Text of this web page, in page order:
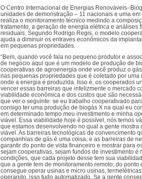
O Centro Internacional de Energias
unidades de demonstração – 11 nacionais e uma
realiza o monitoramento técnico medindo a
tratamento, a geração de energia elétrica e análises
residuais. Segundo Rodrigo Regis, o modelo
ajuda a diminuir os entraves econômicos da
em pequenas propriedades.
“Bem, quando você fala no pequeno produtor e
de negócio aqui que é um modelo de produção de
cooperativas de agroenergia onde você produz o
nas pequenas propriedades que é coletado por
onde a energia é produzida. Isso é, os cooperados
vencer essas barreiras que infelizmente o mercado
viabilidade econômica e dos custos que são
que ver o seguinte: se eu trabalho cooperativado
consigo ter uma produção de biogás X na qual eu
em determinado tempo meu investimento e minha
viável. Essa viabilidade hoje é possível, nós temos
que estamos desenvolvendo no qual a gente mostra
viável. As barreiras tecnológicas de convencimento
companhias de gás é uma coisa; e as barreiras de
garantir do ponto de vista financeiro e mostrar para
sejam cooperativas, sejam fundos de investimento é
condições, que cada projeto desse tem sua
que a gente tem de monitoramento remoto; do
consegue operar usinas e micro usinas,
operando, isso tudo automatizado. Se a gente